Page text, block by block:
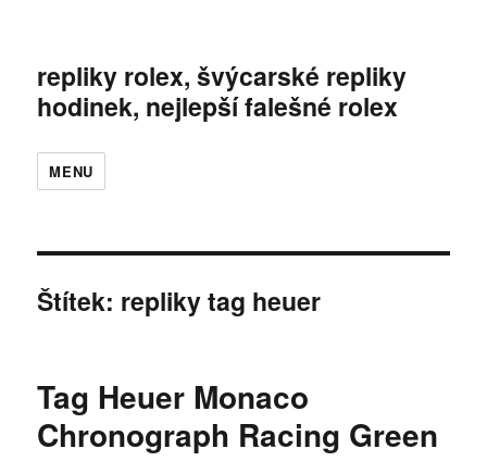
repliky rolex, švýcarské repliky
hodinek, nejlepší falešné rolex
MENU
Štítek: repliky tag heuer
Tag Heuer Monaco
Chronograph Racing Green